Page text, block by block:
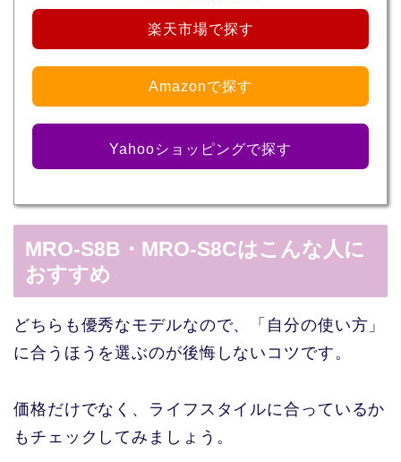
楽天市場で探す
Amazonで探す
Yahooショッピングで探す
MRO-S8B・MRO-S8Cはこんな人に
おすすめ
どちらも優秀なモデルなので、「自分の使い方」
に合うほうを選ぶのが後悔しないコツです。
価格だけでなく、ライフスタイルに合っているか
もチェックしてみましょう。